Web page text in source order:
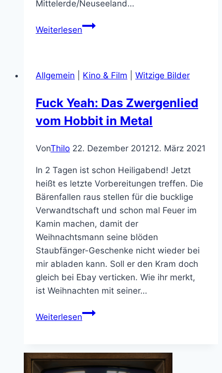
Mittelerde/Neuseeland…
WeiterlesenFilmkritik:
Desolation
Smaug
Allgemein Kino & Film Witzige Bilder
Fuck Yeah: Das Zwergenlied
vom Hobbit in Metal
VonThilo 22. Dezember 201212. März 2021
In 2 Tagen ist schon Heiligabend! Jetzt
heißt es letzte Vorbereitungen treffen. Die
Bärenfallen raus stellen für die bucklige
Verwandtschaft und schon mal Feuer im
Kamin machen, damit der
Weihnachtsmann seine blöden
Staubfänger-Geschenke nicht wieder bei
mir abladen kann. Soll er den Kram doch
gleich bei Ebay verticken. Wie ihr merkt,
ist Weihnachten mit seiner…
WeiterlesenFuck
Zwergenlied
vom